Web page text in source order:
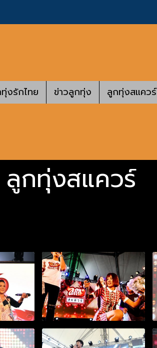
งรักไทย ข่าวลูกทุ่ง ลูกทุ่งสแควร์
ลูกทุ่งสแควร์